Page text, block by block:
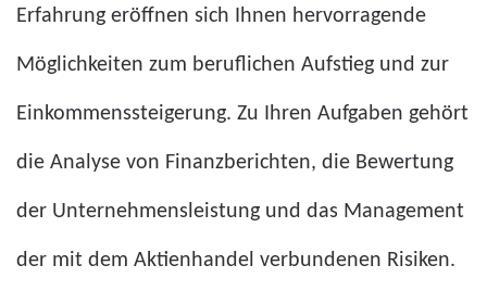
Erfahrung eröffnen sich Ihnen hervorragende
Möglichkeiten zum beruflichen Aufstieg und zur
Einkommenssteigerung. Zu Ihren Aufgaben gehört
die Analyse von Finanzberichten, die Bewertung
der Unternehmensleistung und das Management
der mit dem Aktienhandel verbundenen Risiken.